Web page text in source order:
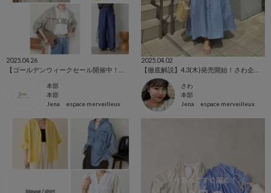
2025.04.26
本部
本部
Jena espace merveilleux
2025.04.02
さわ
本部
Jena espace merveilleux